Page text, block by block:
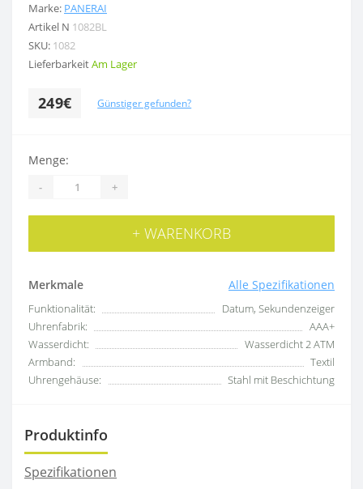
Marke: PANERAI
Artikel N 1082BL
SKU: 1082
LieferbarkeitAm Lager
249€ Günstiger gefunden?
Merkmale Alle Spezifikationen
Funktionalität:
Datum, Sekundenzeiger
Uhrenfabrik:
AAA+
Wasserdicht:
Wasserdicht 2 ATM
Armband:
Textil
Uhrengehäuse:
Stahl mit Beschichtung
Menge:
- +
+ WARENKORB
Produktinfo
Spezifikationen